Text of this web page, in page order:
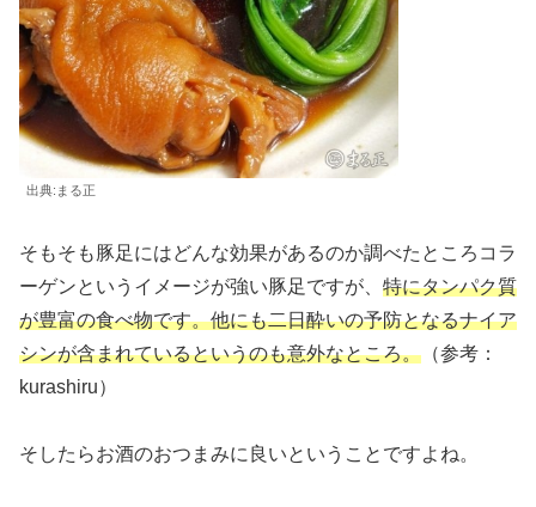
出典:まる正
そもそも豚足にはどんな効果があるのか調べたところコラ
ーゲンというイメージが強い豚足ですが、 特にタンパク質
が豊富の食べ物です。他にも二日酔いの予防となるナイア
シンが含まれているというのも意外なところ。 （参考：
kurashiru）
そしたらお酒のおつまみに良いということですよね。